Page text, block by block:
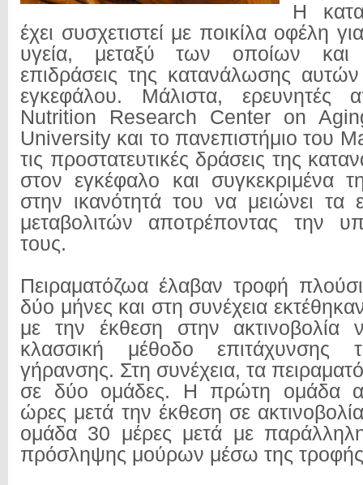
Η
έχει συσχετιστεί με ποικίλα οφέλη
υγεία, μεταξύ των οποίων και
επιδράσεις της κατανάλωσης
εγκεφάλου. Μάλιστα,
Nutrition Research Center on
University και το πανεπιστήμιο του
τις προστατευτικές δράσεις της
στον εγκέφαλο και συγκεκριμένα
στην ικανότητά του να μειώνει τα
μεταβολιτών αποτρέποντας την
τους.
Πειραματόζωα έλαβαν τροφή
δύο μήνες και στη συνέχεια
με την έκθεση στην ακτινοβολία
κλασσική μέθοδο επιτάχυνσης
γήρανσης. Στη συνέχεια, τα
σε δύο ομάδες. Η πρώτη ομάδα
ώρες μετά την έκθεση σε
ομάδα 30 μέρες μετά με
πρόσληψης μούρων μέσω της